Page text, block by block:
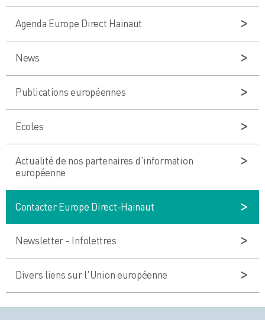
Agenda Europe Direct Hainaut
News
Publications européennes
Ecoles
Actualité de nos partenaires d'information
européenne
Contacter Europe Direct-Hainaut
Newsletter - Infolettres
Divers liens sur l'Union européenne